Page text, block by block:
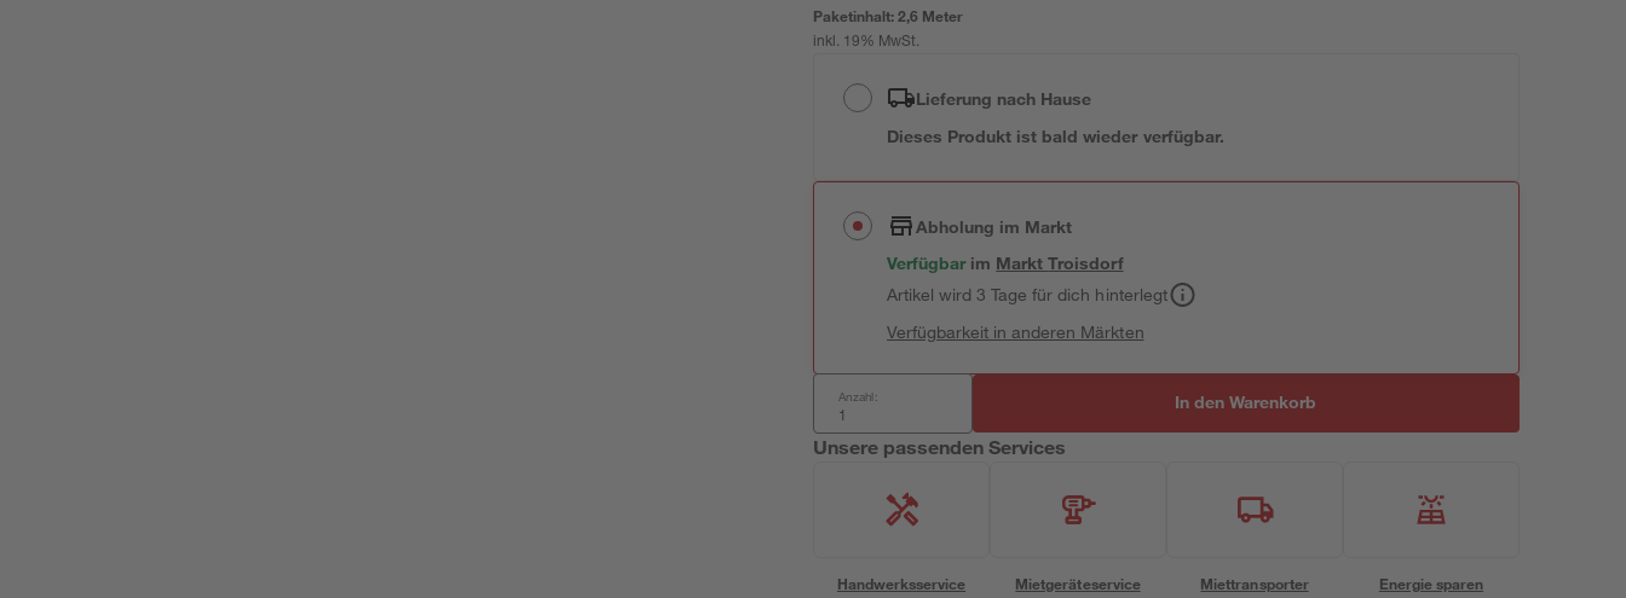
Paketinhalt:2,6 Meter
inkl. 19% MwSt.
Lieferung nach Hause
Dieses Produkt ist bald wieder verfügbar.
Abholung im Markt
Verfügbar im MarktTroisdorf
Artikel wird 3 Tage für dich hinterlegt
Verfügbarkeit in anderen Märkten
Anzahl: In den Warenkorb
Unsere passenden Services
Handwerksservice Mietgeräteservice Miettransporter Energie sparen